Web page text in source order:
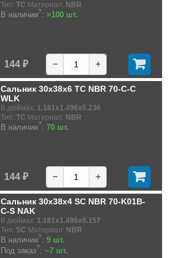
Тип: TC Материал: NBR
В наличии?: >100 шт.
144 ₽ − +
Сальник 30x38x6 TC NBR 70-C-C
WLK
В дюймах: 1.181x1.496x0.236
Тип: TC Материал: NBR
В наличии?: 70 шт.
144 ₽ − +
Сальник 30x38x4 SC NBR 70-K01B-
C-S NAK
В дюймах: 1.181x1.496x0.157
Тип: SC Материал: NBR
В наличии?: 9 шт.
Под заказ?: ~7 шт.